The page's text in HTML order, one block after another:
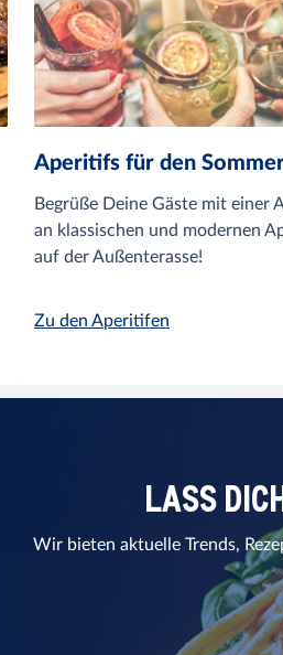
Aperitifs für den
Begrüße Deine Gäste mit einer
an klassischen und modernen
auf der Außenterasse!
Zu den Aperitifen
LASS
Wir bieten aktuelle Trends,